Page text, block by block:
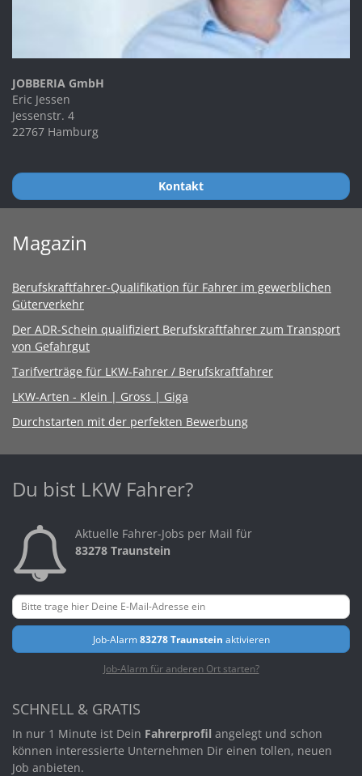
JOBBERIA GmbH
Eric Jessen
Jessenstr. 4
22767 Hamburg
Kontakt
Magazin
Berufskraftfahrer-Qualifikation für Fahrer im gewerblichen
Güterverkehr
Der ADR-Schein qualifiziert Berufskraftfahrer zum Transport
von Gefahrgut
Tarifverträge für LKW-Fahrer / Berufskraftfahrer
LKW-Arten - Klein | Gross | Giga
Durchstarten mit der perfekten Bewerbung
Du bist LKW Fahrer?
Aktuelle Fahrer-Jobs per Mail für
83278 Traunstein
Job-Alarm83278 Traunstein aktivieren
Job-Alarm für anderen Ort starten?
SCHNELL & GRATIS
In nur 1 Minute ist Dein Fahrerprofil angelegt und schon
können interessierte Unternehmen Dir einen tollen, neuen
Job anbieten.